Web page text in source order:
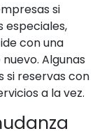
si
especiales,
con una
Algunas
si reservas con
a la vez.